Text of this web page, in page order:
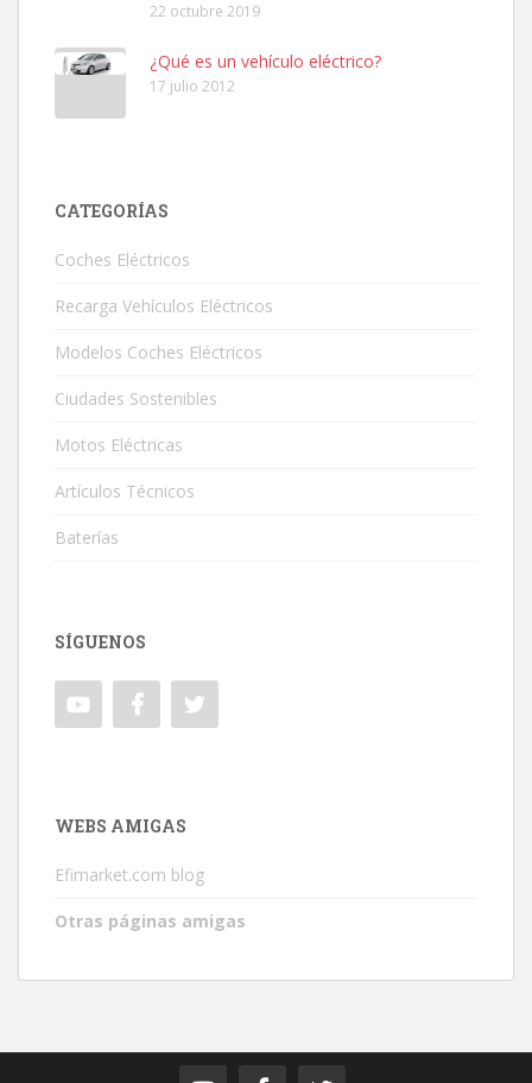
22 octubre 2019
¿Qué es un vehículo eléctrico?
17 julio 2012
CATEGORÍAS
Coches Eléctricos
Recarga Vehículos Eléctricos
Modelos Coches Eléctricos
Ciudades Sostenibles
Motos Eléctricas
Artículos Técnicos
Baterías
SÍGUENOS
WEBS AMIGAS
Efimarket.com blog
Otras páginas amigas